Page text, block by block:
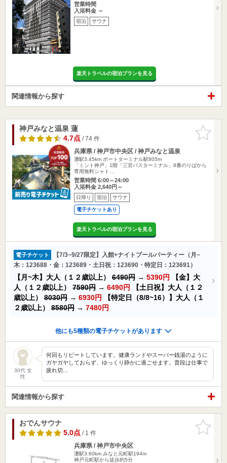
営業時間
入浴料金 ～
宿泊 サウナ
楽天トラベルの宿泊プランを見る
関連情報から探す
お気に入
りに追加
神戸みなと温泉 蓮
4.7点/ 74 件
兵庫県 / 神戸市中央区 / 神戸みなと温泉
灘駅3.45km ポートターミナル駅805m
「ミント神戸」1階「三宮バスターミナル」8番のりばから
専用無料シャト…
営業時間 6:00～24:00
入浴料金 2,640円～
日帰り 宿泊 サウナ
電子チケットあり
楽天トラベルの宿泊プランを見る
電子チケット
【7/3~9/27限定】入館+ナイトプールパーティー（月~
木：123688・金：123689・土日祝：123690・特定日：123691）
【月~木】大人（１２歳以上） 6490円 → 5390円
【金】大
人（１２歳以上） 7590円 → 6490円
【土日祝】大人（１２
歳以上） 8030円 → 6930円
【特定日（8/8~16）】大人（１
２歳以上） 8580円 → 7480円
他にも5種類の電子チケットがあります
30代 女
性
何回もリピートしています。健康ランドやスーパー銭湯のように
ガヤガヤしておらず、ゆっくり静かに過ごせます。普段は仕事で
疲れ切…
関連情報から探す
お気に入
りに追加
おでんサウナ
5.0点/ 1 件
兵庫県 / 神戸市中央区
灘駅3.60km みなと元町駅194m
神戸元町駅から徒歩約5分